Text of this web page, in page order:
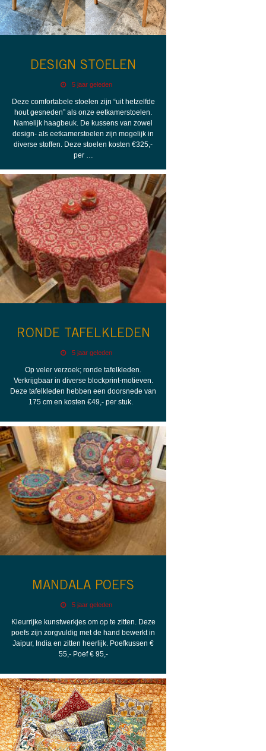
DESIGN STOELEN
5 jaar geleden
Deze comfortabele stoelen zijn “uit hetzelfde
hout gesneden” als onze eetkamerstoelen.
Namelijk haagbeuk. De kussens van zowel
design- als eetkamerstoelen zijn mogelijk in
diverse stoffen. Deze stoelen kosten €325,-
per …
RONDE TAFELKLEDEN
5 jaar geleden
Op veler verzoek; ronde tafelkleden.
Verkrijgbaar in diverse blockprint-motieven.
Deze tafelkleden hebben een doorsnede van
175 cm en kosten €49,- per stuk.
MANDALA POEFS
5 jaar geleden
Kleurrijke kunstwerkjes om op te zitten. Deze
poefs zijn zorgvuldig met de hand bewerkt in
Jaipur, India en zitten heerlijk. Poefkussen €
55,- Poef € 95,-